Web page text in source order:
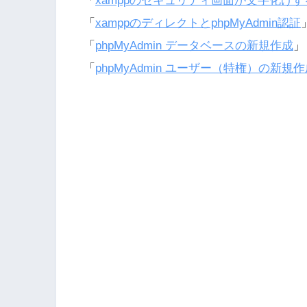
「 xamppのディレクトとphpMyAdmin認証 」
「 phpMyAdmin データベースの新規作成 」
「 phpMyAdmin ユーザー（特権）の新規